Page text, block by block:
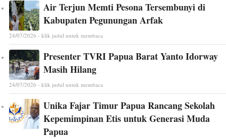
Air Terjun Memti Pesona Tersembunyi di
Kabupaten Pegunungan Arfak
24/07/2026 - klik judul untuk membaca
Presenter TVRI Papua Barat Yanto Idorway
Masih Hilang
24/07/2026 - klik judul untuk membaca
Unika Fajar Timur Papua Rancang Sekolah
Kepemimpinan Etis untuk Generasi Muda
Papua